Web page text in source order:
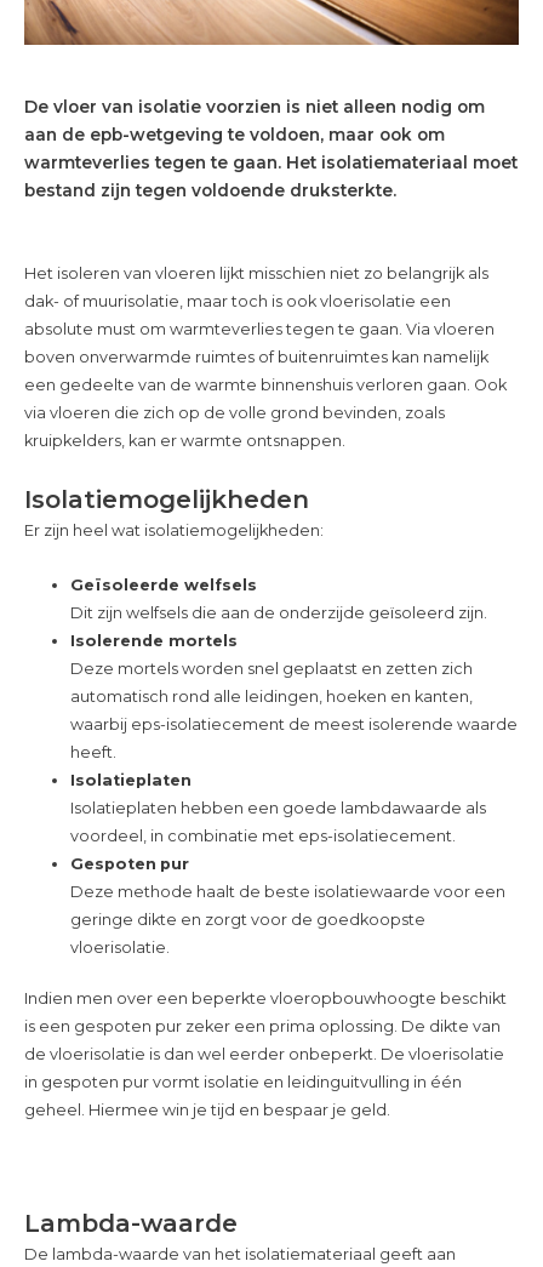
De vloer van isolatie voorzien is niet alleen nodig om
aan de epb-wetgeving te voldoen, maar ook om
warmteverlies tegen te gaan. Het isolatiemateriaal moet
bestand zijn tegen voldoende druksterkte.
Het isoleren van vloeren lijkt misschien niet zo belangrijk als
dak- of muurisolatie, maar toch is ook vloerisolatie een
absolute must om warmteverlies tegen te gaan. Via vloeren
boven onverwarmde ruimtes of buitenruimtes kan namelijk
een gedeelte van de warmte binnenshuis verloren gaan. Ook
via vloeren die zich op de volle grond bevinden, zoals
kruipkelders, kan er warmte ontsnappen.
Isolatiemogelijkheden
Er zijn heel wat isolatiemogelijkheden:
Geïsoleerde welfsels
Dit zijn welfsels die aan de onderzijde geïsoleerd zijn.
Isolerende mortels
Deze mortels worden snel geplaatst en zetten zich
automatisch rond alle leidingen, hoeken en kanten,
waarbij eps-isolatiecement de meest isolerende waarde
heeft.
Isolatieplaten
Isolatieplaten hebben een goede lambdawaarde als
voordeel, in combinatie met eps-isolatiecement.
Gespoten pur
Deze methode haalt de beste isolatiewaarde voor een
geringe dikte en zorgt voor de goedkoopste
vloerisolatie.
Indien men over een beperkte vloeropbouwhoogte beschikt
is een gespoten pur zeker een prima oplossing. De dikte van
de vloerisolatie is dan wel eerder onbeperkt. De vloerisolatie
in gespoten pur vormt isolatie en leidinguitvulling in één
geheel. Hiermee win je tijd en bespaar je geld.
Lambda-waarde
De lambda-waarde van het isolatiemateriaal geeft aan